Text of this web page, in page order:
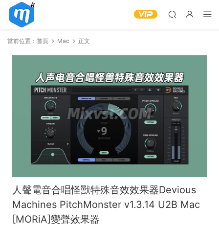
當前位置： 首頁 Mac 正文
人聲電音合唱怪獸特殊音效效果器Devious
Machines PitchMonster v1.3.14 U2B Mac
[MORiA]變聲效果器